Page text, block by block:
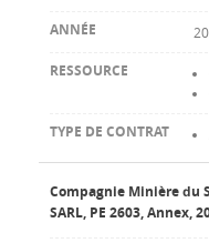
Compagnie Minière du
SARL, PE 2603, Annex,